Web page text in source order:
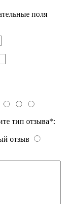
поля
тип отзыва*:
отзыв